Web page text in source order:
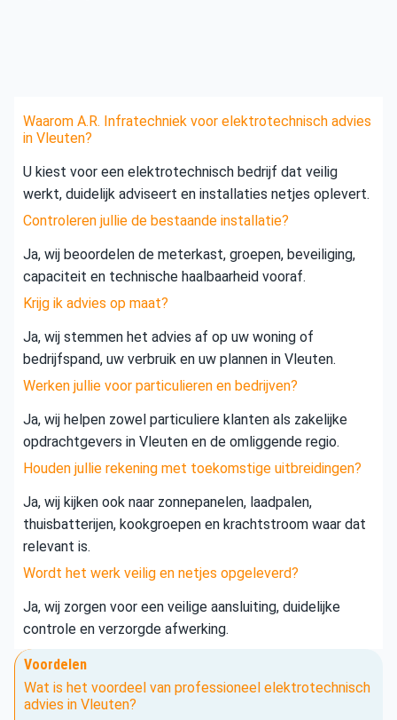
Waarom A.R. Infratechniek voor elektrotechnisch advies
in Vleuten?
U kiest voor een elektrotechnisch bedrijf dat veilig
werkt, duidelijk adviseert en installaties netjes oplevert.
Controleren jullie de bestaande installatie?
Ja, wij beoordelen de meterkast, groepen, beveiliging,
capaciteit en technische haalbaarheid vooraf.
Krijg ik advies op maat?
Ja, wij stemmen het advies af op uw woning of
bedrijfspand, uw verbruik en uw plannen in Vleuten.
Werken jullie voor particulieren en bedrijven?
Ja, wij helpen zowel particuliere klanten als zakelijke
opdrachtgevers in Vleuten en de omliggende regio.
Houden jullie rekening met toekomstige uitbreidingen?
Ja, wij kijken ook naar zonnepanelen, laadpalen,
thuisbatterijen, kookgroepen en krachtstroom waar dat
relevant is.
Wordt het werk veilig en netjes opgeleverd?
Ja, wij zorgen voor een veilige aansluiting, duidelijke
controle en verzorgde afwerking.
Voordelen
Wat is het voordeel van professioneel elektrotechnisch
advies in Vleuten?